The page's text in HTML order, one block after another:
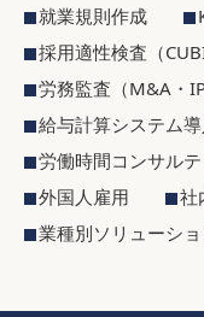
就業規則作成
採用適性検査（
労務監査（M&A・
給与計算システム
労働時間コンサル
外国人雇用
社
業種別ソリューシ